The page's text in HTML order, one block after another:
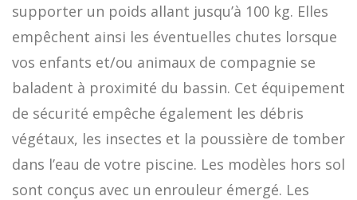
supporter un poids allant jusqu’à 100 kg. Elles
empêchent ainsi les éventuelles chutes lorsque
vos enfants et/ou animaux de compagnie se
baladent à proximité du bassin. Cet équipement
de sécurité empêche également les débris
végétaux, les insectes et la poussière de tomber
dans l’eau de votre piscine. Les modèles hors sol
sont conçus avec un enrouleur émergé. Les